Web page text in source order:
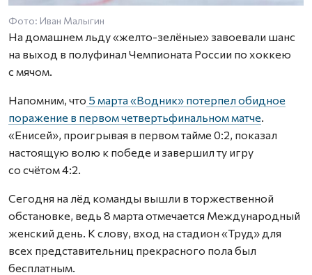
Фото: Иван Малыгин
На домашнем льду «желто-зелёные» завоевали шанс
на выход в полуфинал Чемпионата России по хоккею
с мячом.
Напомним, что 5 марта «Водник» потерпел обидное
поражение в первом четвертьфинальном матче.
«Енисей», проигрывая в первом тайме 0:2, показал
настоящую волю к победе и завершил ту игру
со счётом 4:2.
Сегодня на лёд команды вышли в торжественной
обстановке, ведь 8 марта отмечается Международный
женский день. К слову, вход на стадион «Труд» для
всех представительниц прекрасного пола был
бесплатным.